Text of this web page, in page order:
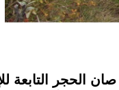
عن أنه تم إسناد أعمال تأهيل ترعة رقم 3